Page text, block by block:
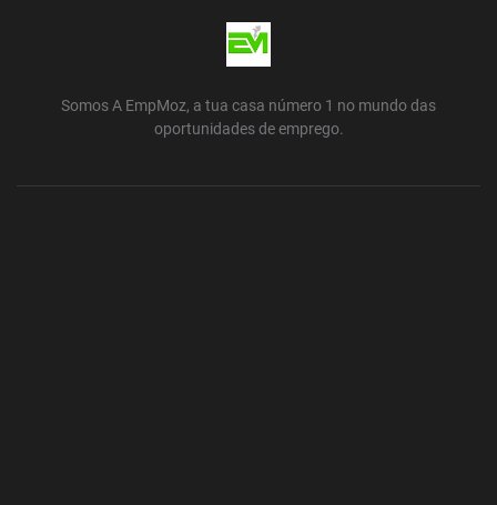
Somos A EmpMoz, a tua casa número 1 no mundo das
oportunidades de emprego.